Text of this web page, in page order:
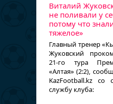
Виталий
не поливали у
потому что
тяжелое»
Главный тренер
Жуковский
21-го тура
«Алтая» (2:2),
KazFootball.kz со
службу клуба: